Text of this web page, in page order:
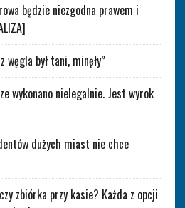
będzie niezgodna prawem i
węgla był tani, minęły”
wykonano nielegalnie. Jest wyrok
dużych miast nie chce
zbiórka przy kasie? Każda z opcji